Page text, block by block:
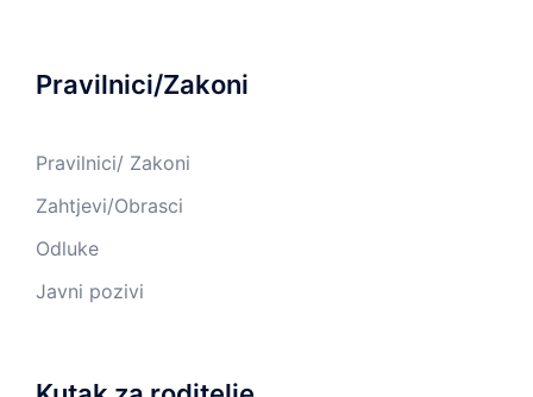
Pravilnici/Zakoni
Pravilnici/ Zakoni
Zahtjevi/Obrasci
Odluke
Javni pozivi